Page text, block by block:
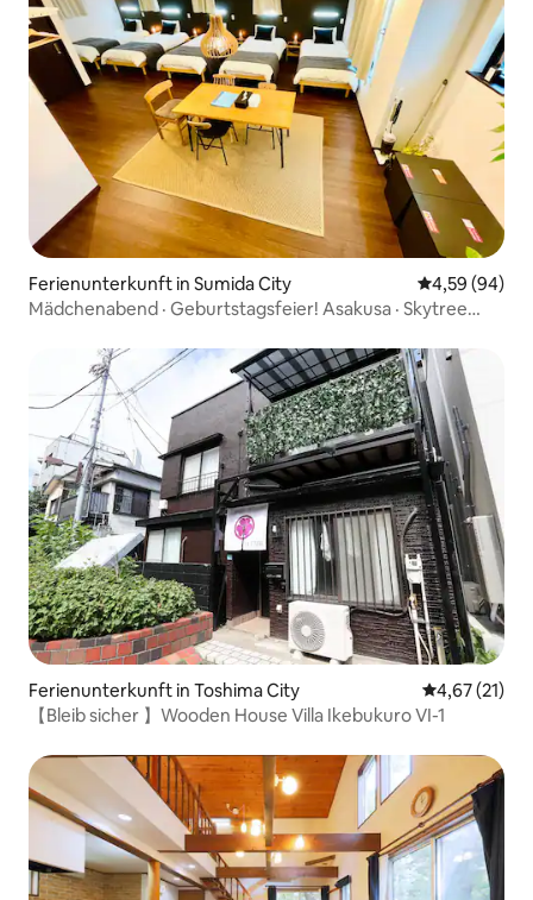
Ferienunterkunft in Sumida City
4,59 (94)
Mädchenabend · Geburtstagsfeier! Asakusa · Skytree
Ferienunterkunft in Toshima City
4,67 (21)
【Bleib sicher 】Wooden House Villa Ikebukuro VI-1